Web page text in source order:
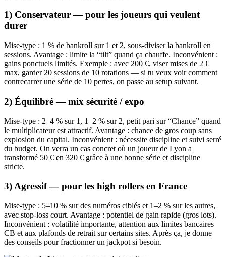
1) Conservateur — pour les joueurs qui veulent
durer
Mise-type : 1 % de bankroll sur 1 et 2, sous-diviser la bankroll en
sessions. Avantage : limite la “tilt” quand ça chauffe. Inconvénient :
gains ponctuels limités. Exemple : avec 200 €, viser mises de 2 €
max, garder 20 sessions de 10 rotations — si tu veux voir comment
contrecarrer une série de 10 pertes, on passe au setup suivant.
2) Équilibré — mix sécurité / expo
Mise-type : 2–4 % sur 1, 1–2 % sur 2, petit pari sur “Chance” quand
le multiplicateur est attractif. Avantage : chance de gros coup sans
explosion du capital. Inconvénient : nécessite discipline et suivi serré
du budget. On verra un cas concret où un joueur de Lyon a
transformé 50 € en 320 € grâce à une bonne série et discipline
stricte.
3) Agressif — pour les high rollers en France
Mise-type : 5–10 % sur des numéros ciblés et 1–2 % sur les autres,
avec stop‑loss court. Avantage : potentiel de gain rapide (gros lots).
Inconvénient : volatilité importante, attention aux limites bancaires
CB et aux plafonds de retrait sur certains sites. Après ça, je donne
des conseils pour fractionner un jackpot si besoin.